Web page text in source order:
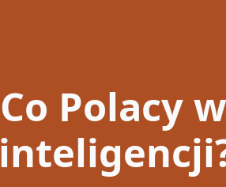
Co Polacy